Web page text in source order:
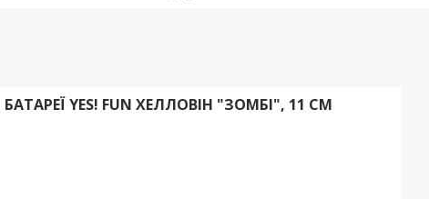
YES! FUN ХЕЛЛОВІН "ЗОМБІ", 11 СМ